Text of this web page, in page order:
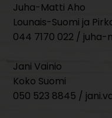
Juha-Matti Aho
Lounais-Suomi ja
044 7170 022 /
Jani Vainio
Koko Suomi
050 523 8845 /